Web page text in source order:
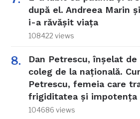
după el. Andreea Marin
i-a răvășit viața
108422 views
Dan Petrescu, înșelat
coleg de la națională.
Petrescu, femeia care
frigiditatea și impotența
104686 views